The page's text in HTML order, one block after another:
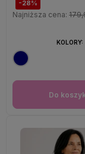
-28%
Najniższa cena:
Do
KOLORY: